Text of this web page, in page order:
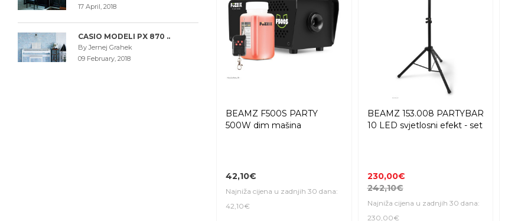
17 April, 2018
CASIO MODELI PX 870 ..
By Jernej Grahek
09 February, 2018
BEAMZ F500S PARTY
500W dim mašina
42,10€
Najniža cijena u zadnjih 30 dana:
42,10€
BEAMZ 153.008 PARTYBAR
10 LED svjetlosni efekt - set
230,00€
242,10€
Najniža cijena u zadnjih 30 dana:
230,00€